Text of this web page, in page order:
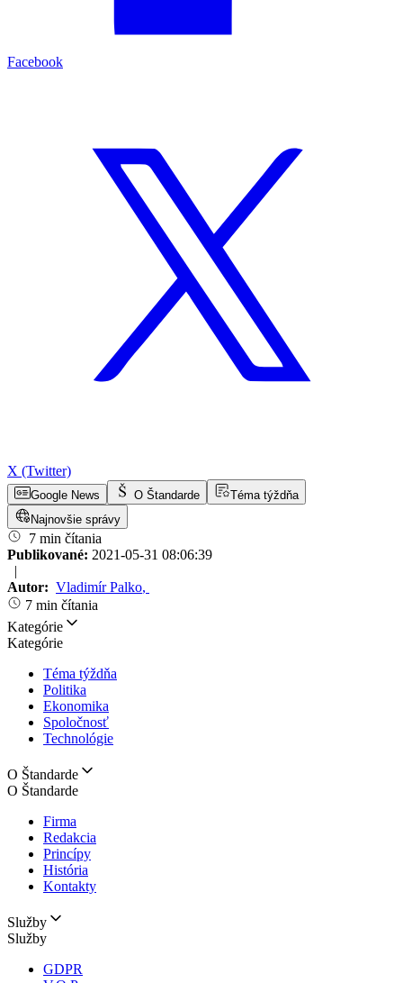
Facebook
X (Twitter)
Google News O Štandarde
Téma týždňa
Najnovšie správy
7 min čítania
Publikované: 2021-05-31 08:06:39
|
Autor: Vladimír Palko,
7 min čítania
Kategórie
Kategórie
Téma týždňa
Politika
Ekonomika
Spoločnosť
Technológie
O Štandarde
O Štandarde
Firma
Redakcia
Princípy
História
Kontakty
Služby
Služby
GDPR